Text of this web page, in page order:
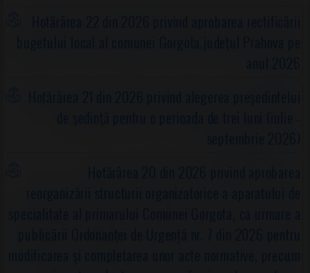
Hotărârea 22 din 2026 privind aprobarea rectificării
bugetului local al comunei Gorgota,judeţul Prahova pe
anul 2026
Hotărârea 21 din 2026 privind alegerea preşedintelui
de şedinţă pentru o perioada de trei luni (iulie -
septembrie 2026)
Hotărârea 20 din 2026 privind aprobarea
reorganizării structurii organizatorice a aparatului de
specialitate al primarului Comunei Gorgota, ca urmare a
publicării Ordonanţei de Urgență nr. 7 din 2026 pentru
modificarea şi completarea unor acte normative, precum